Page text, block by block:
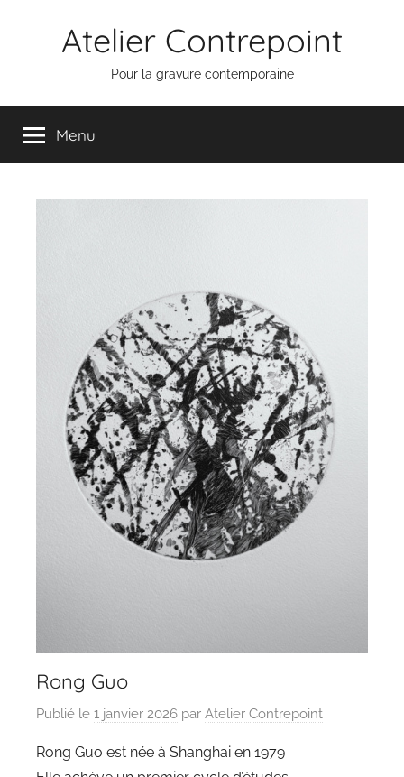
Atelier Contrepoint
Pour la gravure contemporaine
Menu
Rong Guo
Publié le 1 janvier 2026 par Atelier Contrepoint
Rong Guo est née à Shanghai en 1979